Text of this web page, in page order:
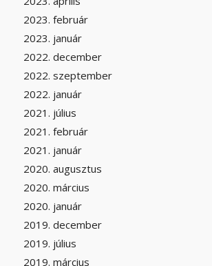
2023. február
2023. január
2022. december
2022. szeptember
2022. január
2021. július
2021. február
2021. január
2020. augusztus
2020. március
2020. január
2019. december
2019. július
2019. március